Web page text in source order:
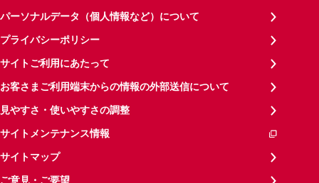
パーソナルデータ（個人情報など）について
プライバシーポリシー
サイトご利用にあたって
お客さまご利用端末からの情報の外部送信について
見やすさ・使いやすさの調整
サイトメンテナンス情報
サイトマップ
ご意見・ご要望